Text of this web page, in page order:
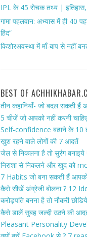
IPL के 45 रोचक तथ्य | इतिहास,
गामा पहलवान: अभ्यास में ही 40
हिंद”
किशोरअवस्था में माँ-बाप से नहीं
BEST OF
तीन कहानियाँ- जो बदल सकती हैं
5 चीजें जो आपको नहीं करनी
Self-confidence बढाने के 10
खुश रहने वाले लोगों की 7 आदतें
जेल से निकलना है तो सुरंग बनाइये !
निराशा से निकलने और खुद को
7 Habits जो बना सकती हैं
कैसे सीखें अंग्रेजी बोलना ? 12
करोड़पति बनना है तो नौकरी
कैसे डालें सुबह जल्दी उठने की
Pleasant Personality